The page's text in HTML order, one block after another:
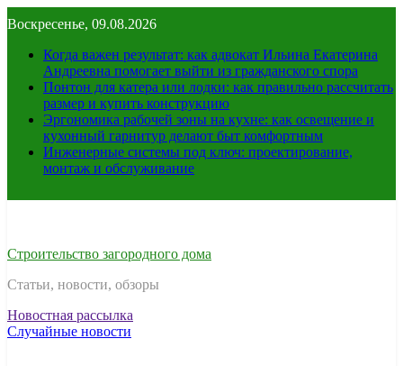
к
содержимому
Воскресенье, 09.08.2026
Когда важен результат: как адвокат Ильина Екатерина
Андреевна помогает выйти из гражданского спора
Понтон для катера или лодки: как правильно рассчитать
размер и купить конструкцию
Эргономика рабочей зоны на кухне: как освещение и
кухонный гарнитур делают быт комфортным
Инженерные системы под ключ: проектирование,
монтаж и обслуживание
Строительство загородного дома
Статьи, новости, обзоры
Новостная рассылка
Случайные новости